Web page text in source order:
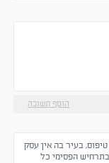
הוסף תשובה
בעיר בה אין עסק
הפסימי כל